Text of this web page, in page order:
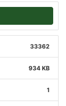
33362
934 KB
1